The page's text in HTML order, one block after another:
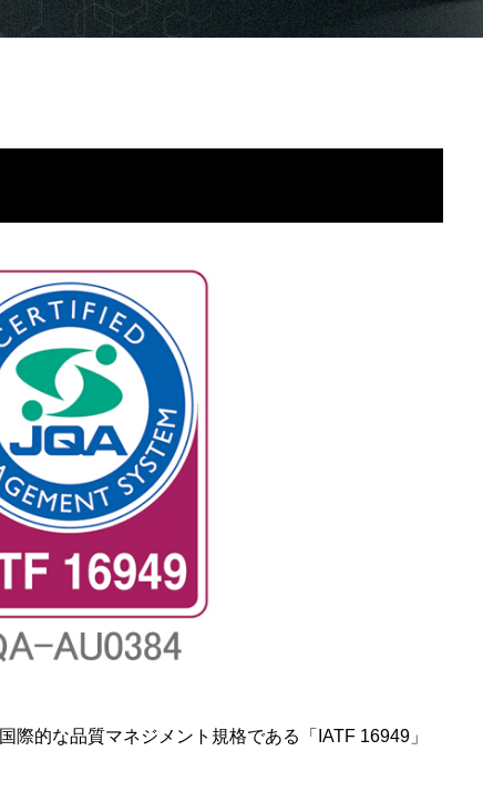
際的な品質マネジメント規格である「IATF 16949」